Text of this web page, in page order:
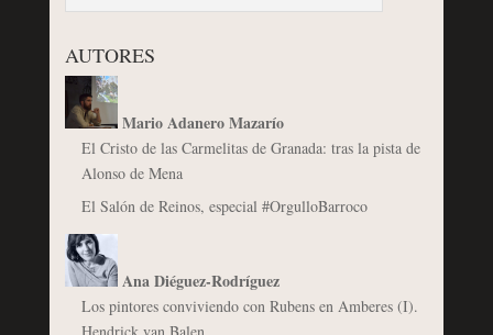
AUTORES
Mario Adanero Mazarío
El Cristo de las Carmelitas de Granada: tras la pista de
Alonso de Mena
El Salón de Reinos, especial #OrgulloBarroco
Ana Diéguez-Rodríguez
Los pintores conviviendo con Rubens en Amberes (I).